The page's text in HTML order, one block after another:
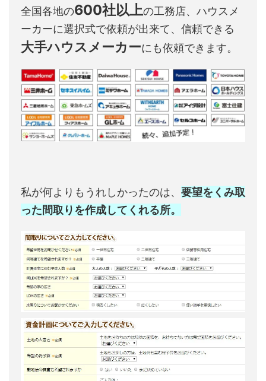
全国各地の600社以上の工務店、ハウスメ
ーカーに選択式で依頼が出来て、信頼できる
大手ハウスメーカーにも依頼できます。
私が何よりもうれしかったのは、 要望をくみ取
った間取りを作成してくれる所。